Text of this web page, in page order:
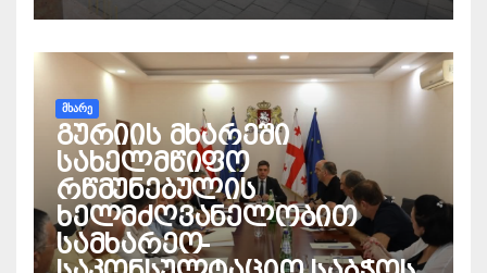
ᲛᲮᲐᲠᲔ
გურიის მხარეში
სახელმწიფო
რწმუნებულის
ხელმძღვანელობით
სამხარეო-